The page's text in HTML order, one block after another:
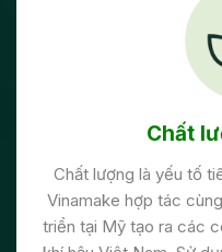
Chất
Chất lượng là yếu tố
Vinamake hợp tác
triển tại Mỹ tạo ra các